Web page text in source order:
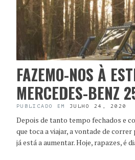
FAZEMO-NOS À
MERCEDES-BENZ
PUBLICADO EM JULHO 24, 2020
Depois de tanto tempo fechados e
que toca a viajar, a vontade de
já está a aumentar. Hoje, rapazes, é